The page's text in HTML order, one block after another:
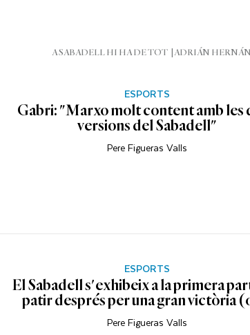
A SABADELL HI HA DE TOT ADRIÁN
ESPORTS
Gabri: "Marxo molt content amb les
versions del Sabadell"
Pere Figueras Valls
ESPORTS
El Sabadell s'exhibeix a la primera
patir després per una gran victòria
Pere Figueras Valls